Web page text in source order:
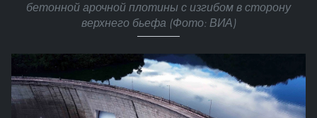
бетонной арочной плотины с изгибом в сторону
верхнего бьефа (Фото: ВИА)